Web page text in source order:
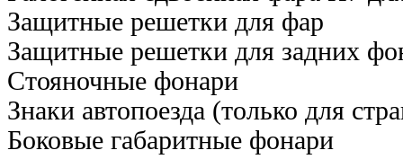
Защитные решетки для фар
Защитные решетки для задних
Стояночные фонари
Знаки автопоезда (только для
Боковые габаритные фонари